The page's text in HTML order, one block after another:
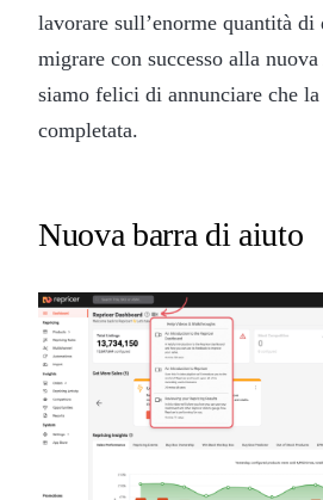
lavorare sull’enorme quantità di
migrare con successo alla
siamo felici di annunciare che
completata.
Nuova barra di aiuto